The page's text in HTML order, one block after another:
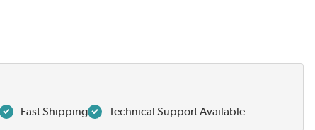
Fast Shipping Technical Support Available